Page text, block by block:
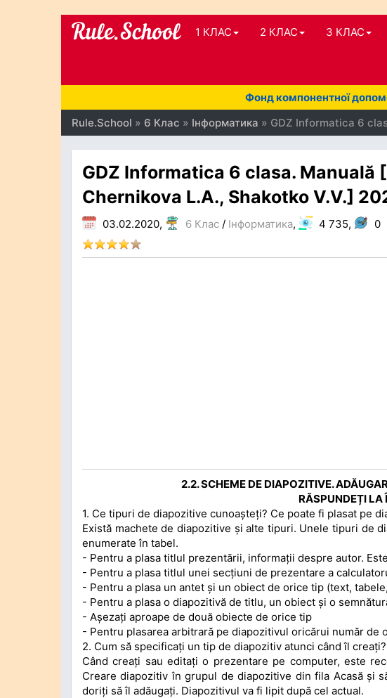
1 КЛАС 2 КЛАС 3 КЛАС
Фонд компонентної
Rule.School » 6 Клас » Інформатика » GDZ Informatica 6
GDZ Informatica 6 clasa. Manuală
Chernikova L.A., Shakotko V.V.]
03.02.2020, 6 Клас / Інформатика, 4 735, 0
2.2. SCHEME DE DIAPOZITIVE.
RĂSPUNDEȚI LA
1. Ce tipuri de diapozitive cunoașteți? Ce poate fi plasat pe
Există machete de diapozitive și alte tipuri. Unele tipuri de
enumerate în tabel.
- Pentru a plasa titlul prezentării, informații despre autor.
- Pentru a plasa titlul unei secțiuni de prezentare a
- Pentru a plasa un antet și un obiect de orice tip (text,
- Pentru a plasa o diapozitivă de titlu, un obiect și o
- Așezați aproape de două obiecte de orice tip
- Pentru plasarea arbitrară pe diapozitivul oricărui număr de
2. Cum să specificați un tip de diapozitiv atunci când îl creați?
Când creați sau editați o prezentare pe computer, este
Creare diapozitiv în grupul de diapozitive din fila Acasă și
doriți să îl adăugați. Diapozitivul va fi lipit după cel actual.